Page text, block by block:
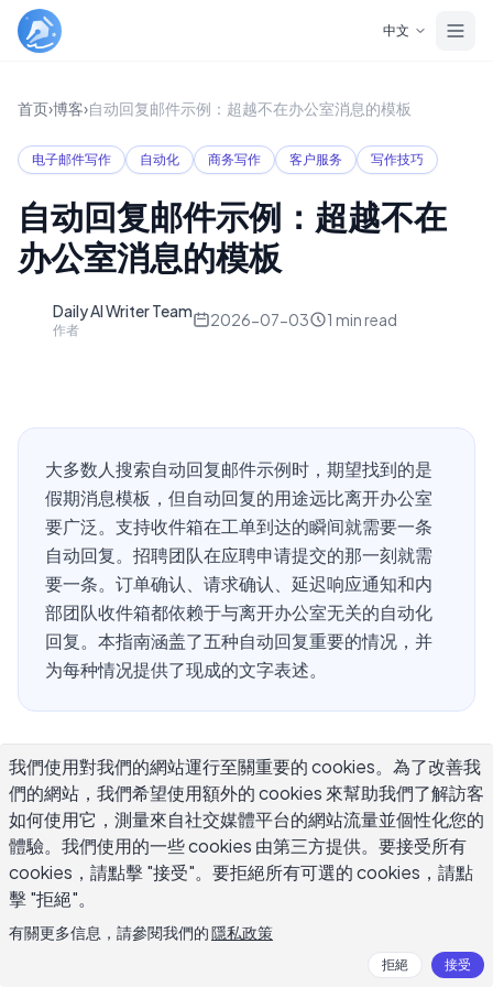
中文
首页›博客›自动回复邮件示例：超越不在办公室消息的模板
电子邮件写作 自动化 商务写作 客户服务 写作技巧
自动回复邮件示例：超越不在
办公室消息的模板
Daily AI Writer Team
作者
2026-07-03 1 min read
大多数人搜索自动回复邮件示例时，期望找到的是
假期消息模板，但自动回复的用途远比离开办公室
要广泛。支持收件箱在工单到达的瞬间就需要一条
自动回复。招聘团队在应聘申请提交的那一刻就需
要一条。订单确认、请求确认、延迟响应通知和内
部团队收件箱都依赖于与离开办公室无关的自动化
回复。本指南涵盖了五种自动回复重要的情况，并
为每种情况提供了现成的文字表述。
什么样的自动回复邮件示例才是好的？
自动回复邮件只有在阅读者能立即理解两件事时才能发挥作
用：他们的邮件确实已经到达，以及接下来会发生什么。其
他一切都是次要的。
这听起来很简单，但令人惊讶的是，许多自动回复恰恰在这
一点上失败了。它们用模糊的措辞确认收到，完全跳过时间
我們使用對我們的網站運行至關重要的 cookies。為了改善我
們的網站，我們希望使用額外的 cookies 來幫助我們了解訪客
如何使用它，測量來自社交媒體平台的網站流量並個性化您的
體驗。我們使用的一些 cookies 由第三方提供。要接受所有
cookies，請點擊 "接受"。要拒絕所有可選的 cookies，請點
擊 "拒絕"。
有關更多信息，請參閱我們的隱私政策
拒絕 接受